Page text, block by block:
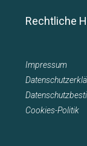
Rechtliche
Impressum
Cookies-Politik